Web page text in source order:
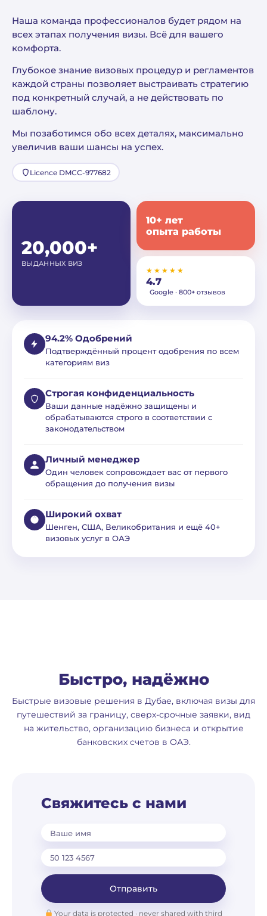
Наша команда профессионалов будет рядом на
всех этапах получения визы. Всё для вашего
комфорта.
Глубокое знание визовых процедур и регламентов
каждой страны позволяет выстраивать стратегию
под конкретный случай, а не действовать по
шаблону.
Мы позаботимся обо всех деталях, максимально
увеличив ваши шансы на успех.
Licence DMCC-977682
20,000+
ВЫДАННЫХ ВИЗ
10+ лет
опыта работы
★★★★★
4.7
Google · 800+ отзывов
94.2% Одобрений
Подтверждённый процент одобрения по всем
категориям виз
Строгая конфиденциальность
Ваши данные надёжно защищены и
обрабатываются строго в соответствии с
законодательством
Личный менеджер
Один человек сопровождает вас от первого
обращения до получения визы
Широкий охват
Шенген, США, Великобритания и ещё 40+
визовых услуг в ОАЭ
Быстро, надёжно
Быстрые визовые решения в Дубае, включая визы для
путешествий за границу, сверх-срочные заявки, вид
на жительство, организацию бизнеса и открытие
банковских счетов в ОАЭ.
Свяжитесь с нами
Ваше имя
Отправить
Your data is protected · never shared with third